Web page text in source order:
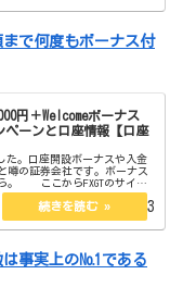
で何度もボーナス付
円＋Welcomeボーナス
ペーンと口座情報【口座
た。口座開設ボーナスや入金
噂の証券会社です。ボーナス
。 ここからFXGTのサイト
ナス20000円＋Welcomeボー
2023.02.13
は事実上の№1である